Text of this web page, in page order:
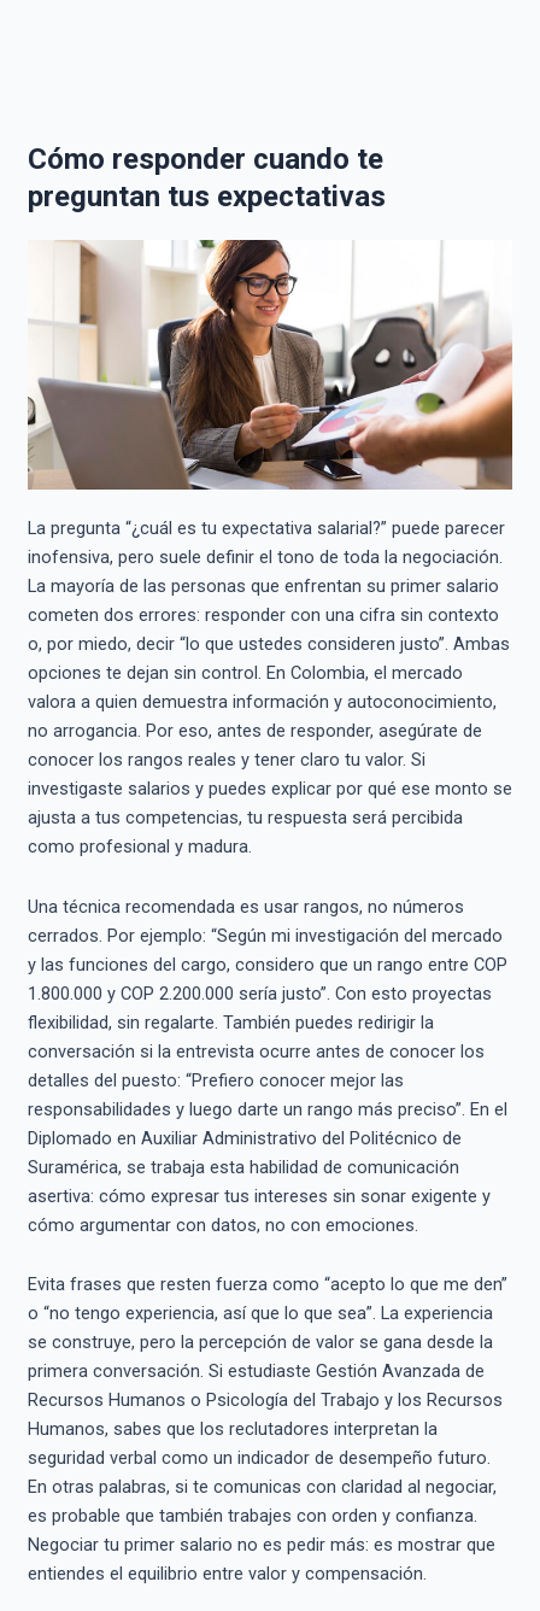
Cómo responder cuando te
preguntan tus expectativas
La pregunta “¿cuál es tu expectativa salarial?” puede parecer
inofensiva, pero suele definir el tono de toda la negociación.
La mayoría de las personas que enfrentan su primer salario
cometen dos errores: responder con una cifra sin contexto
o, por miedo, decir “lo que ustedes consideren justo”. Ambas
opciones te dejan sin control. En Colombia, el mercado
valora a quien demuestra información y autoconocimiento,
no arrogancia. Por eso, antes de responder, asegúrate de
conocer los rangos reales y tener claro tu valor. Si
investigaste salarios y puedes explicar por qué ese monto se
ajusta a tus competencias, tu respuesta será percibida
como profesional y madura.
Una técnica recomendada es usar rangos, no números
cerrados. Por ejemplo: “Según mi investigación del mercado
y las funciones del cargo, considero que un rango entre COP
1.800.000 y COP 2.200.000 sería justo”. Con esto proyectas
flexibilidad, sin regalarte. También puedes redirigir la
conversación si la entrevista ocurre antes de conocer los
detalles del puesto: “Prefiero conocer mejor las
responsabilidades y luego darte un rango más preciso”. En el
Diplomado en Auxiliar Administrativo del Politécnico de
Suramérica, se trabaja esta habilidad de comunicación
asertiva: cómo expresar tus intereses sin sonar exigente y
cómo argumentar con datos, no con emociones.
Evita frases que resten fuerza como “acepto lo que me den”
o “no tengo experiencia, así que lo que sea”. La experiencia
se construye, pero la percepción de valor se gana desde la
primera conversación. Si estudiaste Gestión Avanzada de
Recursos Humanos o Psicología del Trabajo y los Recursos
Humanos, sabes que los reclutadores interpretan la
seguridad verbal como un indicador de desempeño futuro.
En otras palabras, si te comunicas con claridad al negociar,
es probable que también trabajes con orden y confianza.
Negociar tu primer salario no es pedir más: es mostrar que
entiendes el equilibrio entre valor y compensación.